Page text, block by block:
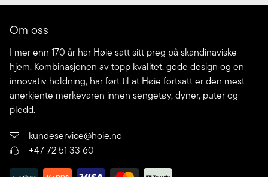
Om oss
I mer enn 170 år har Høie satt sitt preg på skandinaviske
hjem. Kombinasjonen av topp kvalitet, gode design og en
innovativ holdning, har ført til at Høie fortsatt er den mest
anerkjente merkevaren innen sengetøy, dyner, puter og
pledd.
kundeservice@hoie.no
+47 72 51 33 60